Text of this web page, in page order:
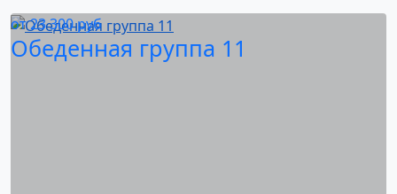
от23 300руб
Обеденная группа 11